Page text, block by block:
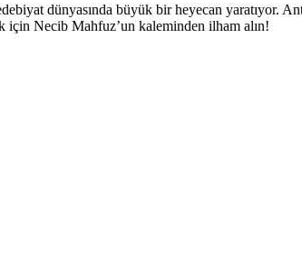
dünyasında büyük bir heyecan yaratıyor.
için Necib Mahfuz’un kaleminden ilham alın!